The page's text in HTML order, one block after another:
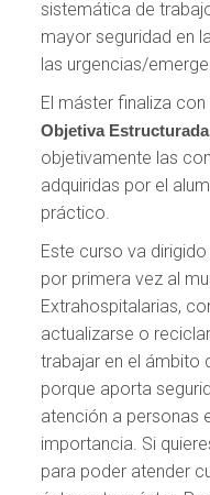
sistemática de
mayor seguridad en
las urgencias/
El máster finaliza con
Objetiva
objetivamente las
adquiridas por el
práctico.
Este curso va
por primera vez al
Extrahospitalarias,
actualizarse o
trabajar en el ámbito
porque aporta
atención a personas
importancia. Si
para poder atender